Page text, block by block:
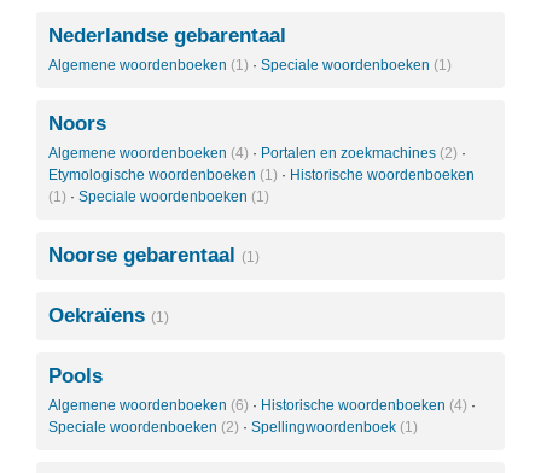
Nederlandse gebarentaal
Algemene woordenboeken (1) · Speciale woordenboeken (1)
Noors
Algemene woordenboeken (4) · Portalen en zoekmachines (2) ·
Etymologische woordenboeken (1) · Historische woordenboeken
(1) · Speciale woordenboeken (1)
Noorse gebarentaal (1)
Oekraïens (1)
Pools
Algemene woordenboeken (6) · Historische woordenboeken (4) ·
Speciale woordenboeken (2) · Spellingwoordenboek (1)